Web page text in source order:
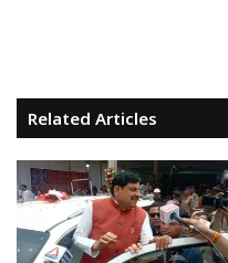
Related Articles